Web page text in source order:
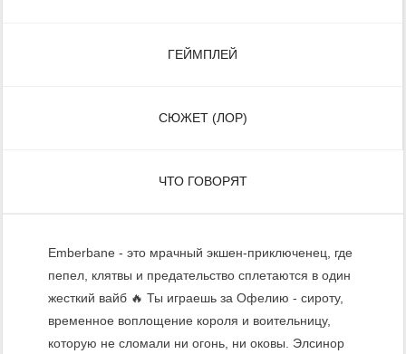
ГЕЙМПЛЕЙ
СЮЖЕТ (ЛОР)
ЧТО ГОВОРЯТ
Emberbane - это мрачный экшен-приключенец, где
пепел, клятвы и предательство сплетаются в один
жесткий вайб 🔥 Ты играешь за Офелию - сироту,
временное воплощение короля и воительницу,
которую не сломали ни огонь, ни оковы. Элсинор